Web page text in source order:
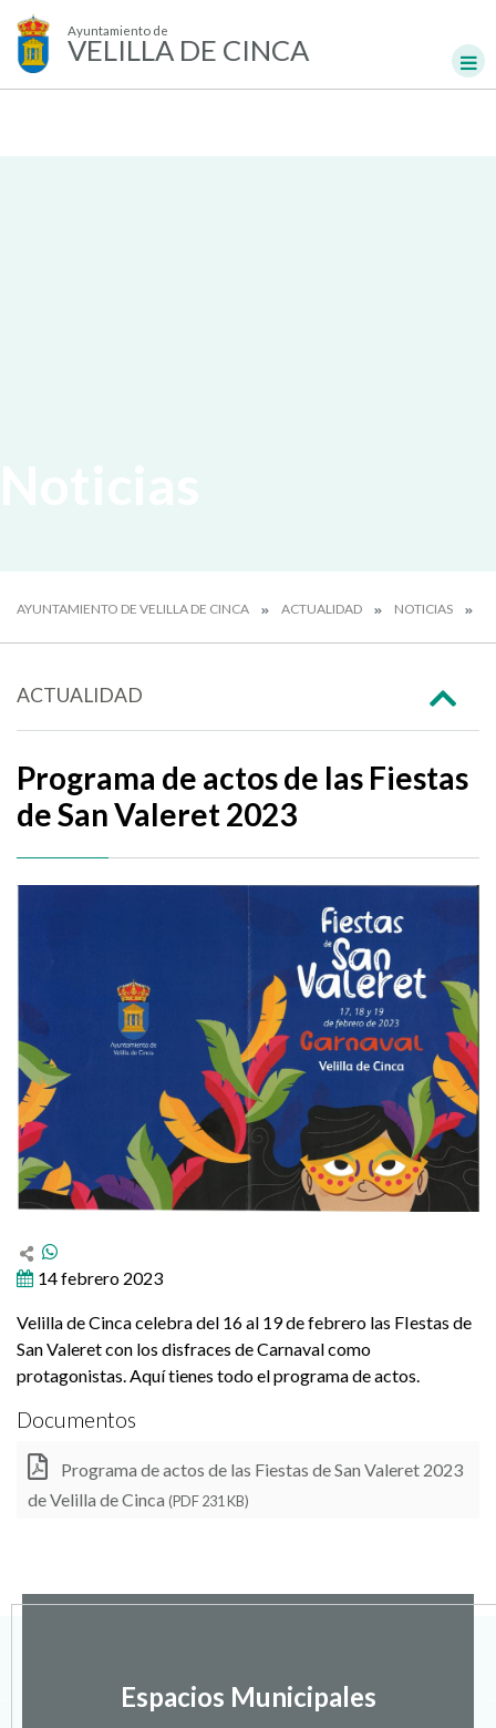
Ayuntamiento de
VELILLA DE CINCA
AYUNTAMIENTO DE VELILLA DE CINCA ACTUALIDAD NOTICIAS
ACTUALIDAD
Programa de actos de las Fiestas
de San Valeret 2023
14 febrero 2023
Velilla de Cinca celebra del 16 al 19 de febrero las FIestas de
San Valeret con los disfraces de Carnaval como
protagonistas. Aquí tienes todo el programa de actos.
Documentos
Programa de actos de las Fiestas de San Valeret 2023
de Velilla de Cinca (PDF 231 KB)
Espacios Municipales